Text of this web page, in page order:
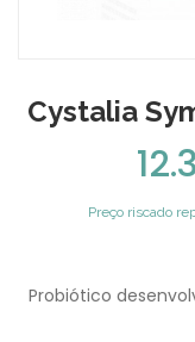
Cystalia
Preço riscado
Probiótico